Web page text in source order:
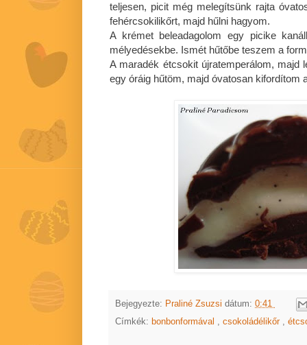
teljesen, picit még melegítsünk rajta
fehércsokilikőrt, majd hűlni hagyom.
A krémet beleadagolom egy picike
mélyedésekbe. Ismét hűtőbe teszem a
A maradék étcsokit újratemperálom, majd
egy óráig hűtöm, majd óvatosan kifordítom
Bejegyezte: Praliné Zsuzsi dátum: 0:41
Címkék: bonbonformával , csokoládélikőr ,